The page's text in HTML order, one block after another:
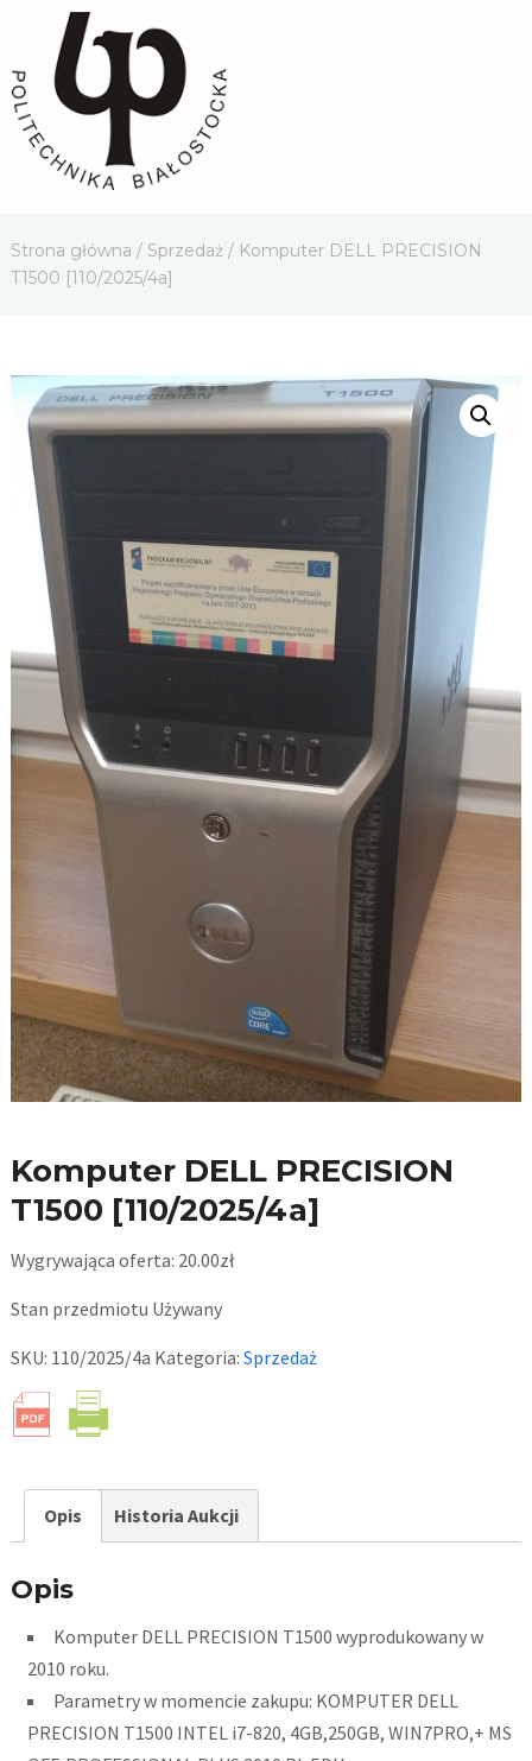
Strona główna / Sprzedaż/ Komputer DELL PRECISION
T1500 [110/2025/4a]
Komputer DELL PRECISION
T1500 [110/2025/4a]
Wygrywająca oferta: 20.00zł
Stan przedmiotu Używany
SKU: 110/2025/4a Kategoria: Sprzedaż
Opis Historia Aukcji
Opis
Komputer DELL PRECISION T1500 wyprodukowany w
2010 roku.
Parametry w momencie zakupu: KOMPUTER DELL
PRECISION T1500 INTEL i7-820, 4GB,250GB, WIN7PRO,+ MS